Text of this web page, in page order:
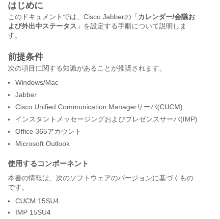
はじめに
このドキュメントでは、Cisco Jabberの「 カレンダー/会議お
よび外出中ステータス 」を設定する手順について説明しま
す。
前提条件
次の項目に関する知識があることが推奨されます。
Windows/Mac
Jabber
Cisco Unified Communication Managerサーバ(CUCM)
インスタントメッセージングおよびプレゼンスサーバ(IMP)
Office 365アカウント
Microsoft Outlook
使用するコンポーネント
本書の情報は、次のソフトウェアのバージョンに基づくもの
です。
CUCM 15SU4
IMP 15SU4